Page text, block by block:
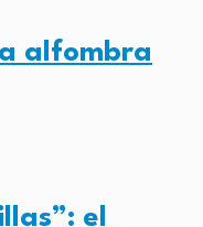
alfombra
el